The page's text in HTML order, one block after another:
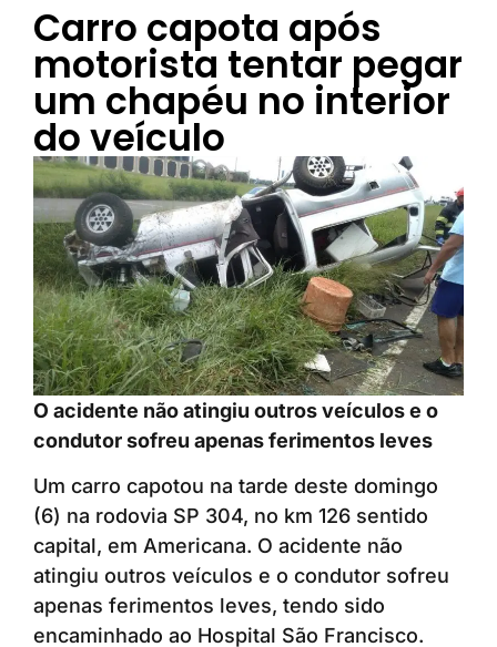
Carro capota após
motorista tentar pegar
um chapéu no interior
do veículo
O acidente não atingiu outros veículos e o
condutor sofreu apenas ferimentos leves
Um carro capotou na tarde deste domingo
(6) na rodovia SP 304, no km 126 sentido
capital, em Americana. O acidente não
atingiu outros veículos e o condutor sofreu
apenas ferimentos leves, tendo sido
encaminhado ao Hospital São Francisco.